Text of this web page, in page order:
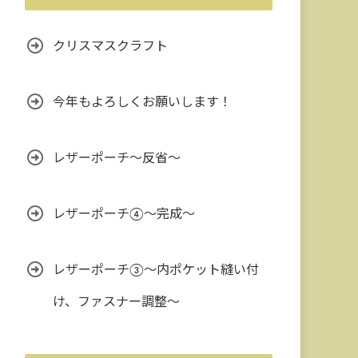
クリスマスクラフト
今年もよろしくお願いします！
レザーポーチ～反省～
レザーポーチ④～完成～
レザーポーチ③〜内ポケット縫い付
け、ファスナー調整〜